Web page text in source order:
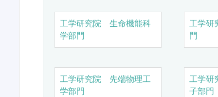
工学研究院 生命機能科
学部門
工学研
門
工学研究院 先端物理工
学部門
工学研
子部門